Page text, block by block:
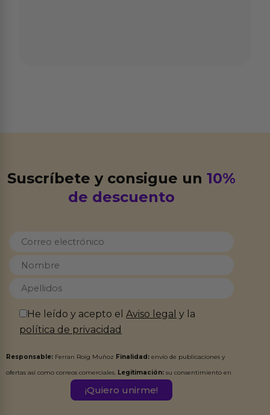
Suscríbete y consigue un10%
de descuento
He leído y acepto elAviso legal y la
política de privacidad
Responsable: Ferran Roig Muñoz Finalidad: envío de publicaciones y
ofertas así como correos comerciales. Legitimación: su consentimiento en
Destinatarios:Ferran Roig Muñoz. Podrás ejercer tus